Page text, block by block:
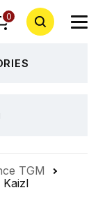
0
TGM
Kaizl